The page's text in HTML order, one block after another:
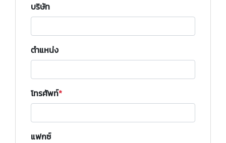
บริษัท
ตำแหน่ง
โทรศัพท์
แฟกซ์